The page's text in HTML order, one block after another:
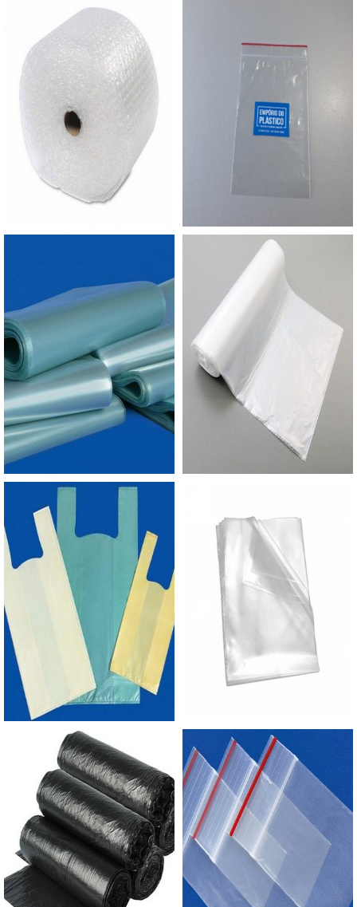
disso, a bobina oferece aos clientes: Aplicação
manual é prática e rápida; É extremamente
resistente; É altamente leve.ONDE ADQUIRIR
BOINAS STRETCH CORTADA EM FATIASA
Empório do Plástico passou a contratar a
produção com fábricas ainda mais modernas e
custos reduzidos. Aumentando, assim, o mix de
sacos a pronta entrega e venda fracionada, até
em pequenas quantidades. Para saber mais
informações, basta solicitar um orçamento..